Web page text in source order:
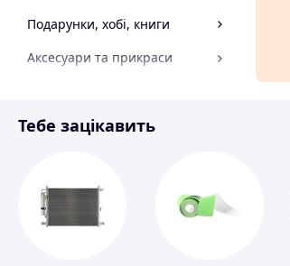
Подарунки, хобі, книги
Аксесуари та прикраси
Спорт і відпочинок
Тебе зацікавить